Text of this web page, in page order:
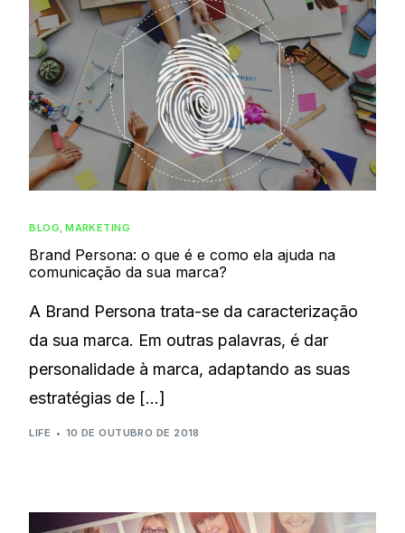
BLOG,MARKETING
Brand Persona: o que é e como ela ajuda na
comunicação da sua marca?
A Brand Persona trata-se da caracterização
da sua marca. Em outras palavras, é dar
personalidade à marca, adaptando as suas
estratégias de […]
LIFE 10 DE OUTUBRO DE 2018